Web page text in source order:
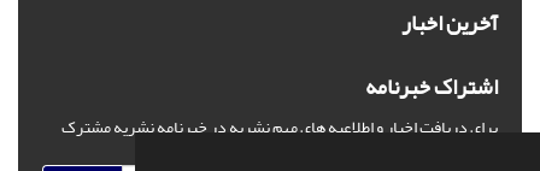
آخرین اخبار
اشتراک خبرنامه
برای دریافت اخبار و اطلاعیه های مهم نشریه در خبرنامه نشریه مشترک